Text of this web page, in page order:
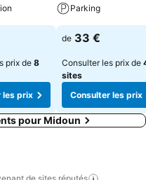
prix de 8
les prix
Parking
de 33 €
Consulter les prix de
sites
Consulter les prix
pour Midoun